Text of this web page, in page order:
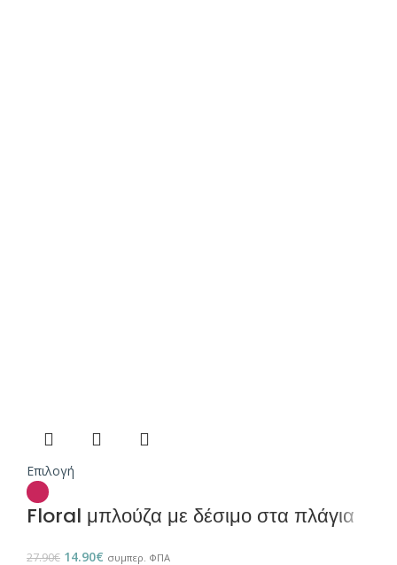
Επιλογή
Floral μπλούζα με δέσιμο στα πλάγια
27.90€ 14.90€ συμπερ. ΦΠΑ